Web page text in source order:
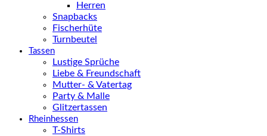
Herren
Snapbacks
Fischerhüte
Turnbeutel
Tassen
Lustige Sprüche
Liebe & Freundschaft
Mutter- & Vatertag
Party & Malle
Glitzertassen
Rheinhessen
T-Shirts